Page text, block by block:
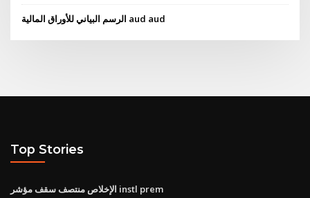
الرسم البياني للأوراق المالية aud aud
Top Stories
الإخلاص منتصف سقف مؤشر instl prem